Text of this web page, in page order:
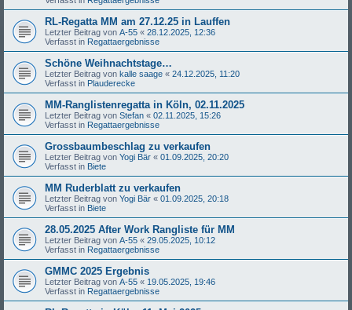
RL-Regatta MM am 27.12.25 in Lauffen
Letzter Beitrag von A-55 « 28.12.2025, 12:36
Verfasst in Regattaergebnisse
Schöne Weihnachtstage…
Letzter Beitrag von kalle saage « 24.12.2025, 11:20
Verfasst in Plauderecke
MM-Ranglistenregatta in Köln, 02.11.2025
Letzter Beitrag von Stefan « 02.11.2025, 15:26
Verfasst in Regattaergebnisse
Grossbaumbeschlag zu verkaufen
Letzter Beitrag von Yogi Bär « 01.09.2025, 20:20
Verfasst in Biete
MM Ruderblatt zu verkaufen
Letzter Beitrag von Yogi Bär « 01.09.2025, 20:18
Verfasst in Biete
28.05.2025 After Work Rangliste für MM
Letzter Beitrag von A-55 « 29.05.2025, 10:12
Verfasst in Regattaergebnisse
GMMC 2025 Ergebnis
Letzter Beitrag von A-55 « 19.05.2025, 19:46
Verfasst in Regattaergebnisse